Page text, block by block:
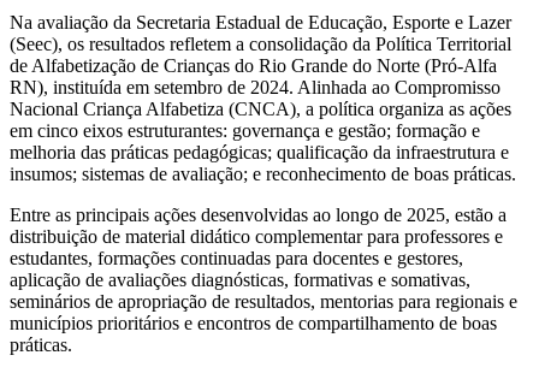
Na avaliação da Secretaria Estadual de Educação, Esporte e Lazer
(Seec), os resultados refletem a consolidação da Política Territorial
de Alfabetização de Crianças do Rio Grande do Norte (Pró-Alfa
RN), instituída em setembro de 2024. Alinhada ao Compromisso
Nacional Criança Alfabetiza (CNCA), a política organiza as ações
em cinco eixos estruturantes: governança e gestão; formação e
melhoria das práticas pedagógicas; qualificação da infraestrutura e
insumos; sistemas de avaliação; e reconhecimento de boas práticas.
Entre as principais ações desenvolvidas ao longo de 2025, estão a
distribuição de material didático complementar para professores e
estudantes, formações continuadas para docentes e gestores,
aplicação de avaliações diagnósticas, formativas e somativas,
seminários de apropriação de resultados, mentorias para regionais e
municípios prioritários e encontros de compartilhamento de boas
práticas.